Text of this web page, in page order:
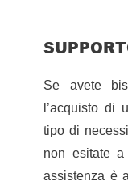
Se avete
l’acquisto di
tipo di
non esitate
assistenza è